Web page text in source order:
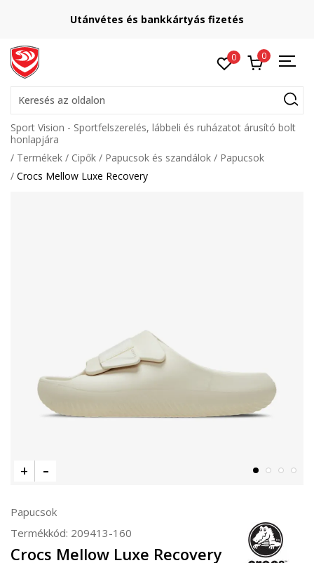
Utánvétes és bankkártyás fizetés
0 0
Keresés az oldalon
Sport Vision - Sportfelszerelés, lábbeli és ruházatot árusító bolt
honlapjára
Termékek
Cipők Papucsok és szandálok
Papucsok
Crocs Mellow Luxe Recovery
Papucsok
Termékkód: 209413-160
Crocs Mellow Luxe Recovery